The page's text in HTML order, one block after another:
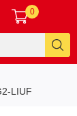
0
LIUF